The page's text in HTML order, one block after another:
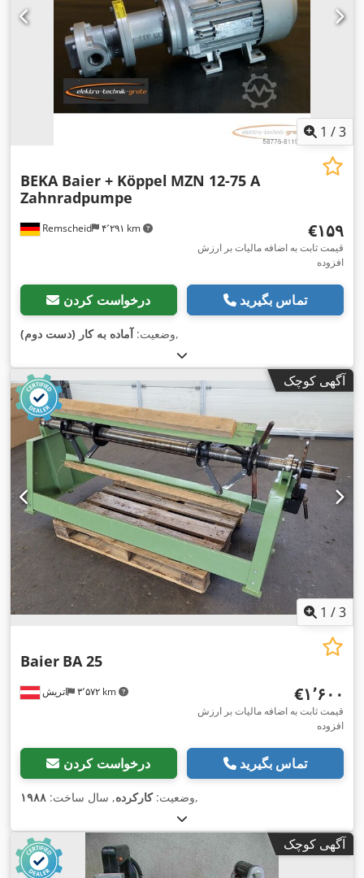
1 /3
Remscheid ۴٬۲۹۱ km
BEKA Baier + Köppel MZN 12-75 A
Zahnradpumpe
‎€۱۵۹
قیمت ثابت به اضافه مالیات بر ارزش
افزوده
درخواست کردن تماس بگیرید
وضعیت:آماده به کار (دست دوم) ,
آگهی کوچک
1 /3
اتریش ۳٬۵۷۲ km
Baier BA 25
‎€۱٬۶۰۰
قیمت ثابت به اضافه مالیات بر ارزش
افزوده
درخواست کردن تماس بگیرید
وضعیت:کارکرده, سال ساخت: ۱۹۸۸ ,
آگهی کوچک